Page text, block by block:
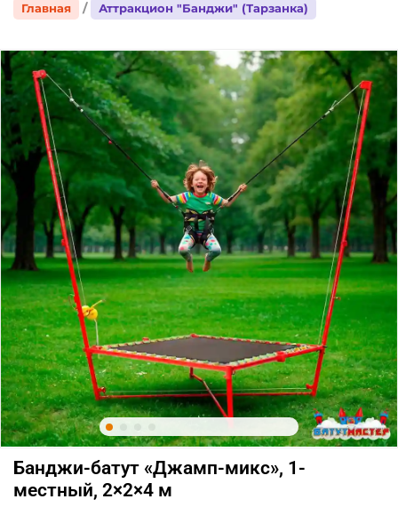
Главная Аттракцион "Банджи" (Тарзанка)
Банджи-батут «Джамп-микс», 1-
местный, 2×2×4 м